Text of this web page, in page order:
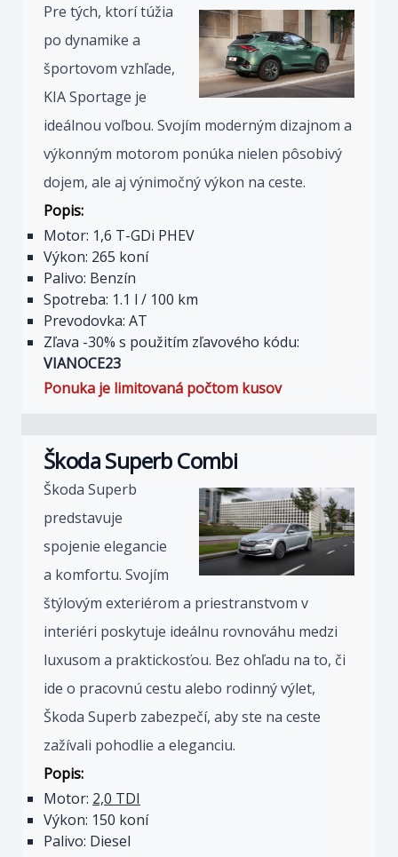
Pre tých, ktorí túžia
po dynamike a
športovom vzhľade,
KIA Sportage je
ideálnou voľbou. Svojím moderným dizajnom a
výkonným motorom ponúka nielen pôsobivý
dojem, ale aj výnimočný výkon na ceste.
Popis:
Motor: 1,6 T-GDi PHEV
Výkon: 265 koní
Palivo: Benzín
Spotreba: 1.1 l / 100 km
Prevodovka: AT
Zľava -30% s použitím zľavového kódu:
VIANOCE23
Ponuka je limitovaná počtom kusov
Škoda Superb Combi
Škoda Superb
predstavuje
spojenie elegancie
a komfortu. Svojím
štýlovým exteriérom a priestranstvom v
interiéri poskytuje ideálnu rovnováhu medzi
luxusom a praktickosťou. Bez ohľadu na to, či
ide o pracovnú cestu alebo rodinný výlet,
Škoda Superb zabezpečí, aby ste na ceste
zažívali pohodlie a eleganciu.
Popis:
Motor: 2,0 TDI
Výkon: 150 koní
Palivo: Diesel